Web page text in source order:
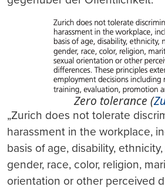
Zero tolerance (
„Zurich does not tolerate
harassment in the workplace,
basis of age, disability,
gender, race, color, religion,
orientation or other perceived